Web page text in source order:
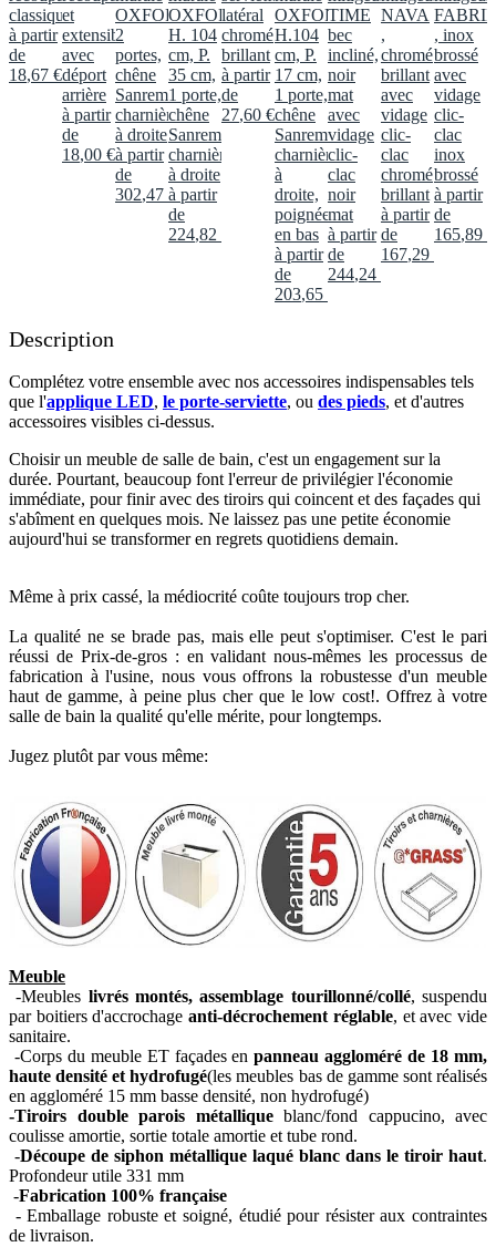
classique
à partir
de
18,67 €
et
extensible
avec
déport
arrière
à partir
de
18,00 €
OXFORD
2
portes,
chêne
Sanremo,
charnières
à droite
à partir
de
302,47 €
OXFORD,
H. 104
cm, P.
35 cm,
1 porte,
chêne
Sanremo,
charnières
à droite
à partir
de
224,82
latéral
chromé
brillant
à partir
de
27,60 €
OXFORD,
H.104
cm, P.
17 cm,
1 porte,
chêne
Sanremo,
charnières
à
droite,
poignée
en bas
à partir
de
203,65
TIME
bec
incliné,
noir
mat
avec
vidage
clic-
clac
noir
mat
à partir
de
244,24
NAVA
,
chromé
brillant
avec
vidage
clic-
clac
chromé
brillant
à partir
de
167,29
, inox
brossé
avec
vidage
clic-
clac
inox
brossé
à partir
de
165,89
Description
Complétez votre ensemble avec nos accessoires indispensables tels
que l'applique LED, le porte-serviette, ou des pieds, et d'autres
accessoires visibles ci-dessus.​
Choisir un meuble de salle de bain, c'est un engagement sur la
durée. Pourtant, beaucoup font l'erreur de privilégier l'économie
immédiate, pour finir avec des tiroirs qui coincent et des façades qui
s'abîment en quelques mois. Ne laissez pas une petite économie
aujourd'hui se transformer en regrets quotidiens demain.
Même à prix cassé, la médiocrité coûte toujours trop cher.
La qualité ne se brade pas, mais elle peut s'optimiser. C'est le pari
réussi de Prix-de-gros : en validant nous-mêmes les processus de
fabrication à l'usine, nous vous offrons la robustesse d'un meuble
haut de gamme, à peine plus cher que le low cost!. Offrez à votre
salle de bain la qualité qu'elle mérite, pour longtemps.
Jugez plutôt par vous même:
Meuble
-Meubles livrés montés, assemblage tourillonné/collé, suspendu
par boitiers d'accrochageanti-décrochement réglable, et avec vide
sanitaire.
-Corps du meuble ET façades enpanneau aggloméré de 18 mm,
haute densité et hydrofugé(les meubles bas de gamme sont réalisés
en aggloméré 15 mm basse densité, non hydrofugé)
-Tiroirs double parois métallique blanc/fond cappucino, avec
coulisse amortie, sortie totale amortie et tube rond.
-Découpe de siphon métallique laqué blanc dans le tiroir haut.
Profondeur utile 331 mm
-Fabrication 100% française
- Emballage robuste et soigné, étudié pour résister aux contraintes
de livraison.